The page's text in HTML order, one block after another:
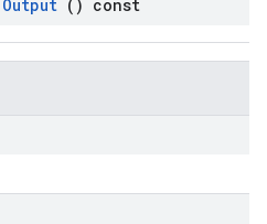
Output () const